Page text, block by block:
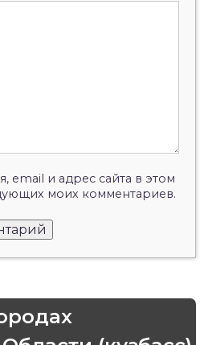
email и адрес сайта в этом
моих комментариев.